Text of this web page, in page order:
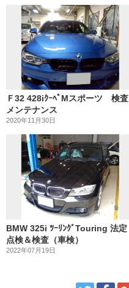
Ｆ32 428iｸｰﾍﾟMスポーツ 検査
メンテナンス
2020年11月30日
BMW 325i ﾂｰﾘﾝｸﾞTouring 法定
点検＆検査（車検）
2022年07月19日